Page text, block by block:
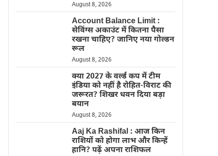
August 8, 2026
Account Balance Limit :
सेविंग्स अकाउंट में कितना पैसा
रखना चाहिए? जानिए नया गोल्डन
रूल
August 8, 2026
क्या 2027 के वर्ल्ड कप में टीम
इंडिया को नहीं है रोहित-विराट की
जरूरत? शिखर धवन दिया बड़ा
बयान
August 8, 2026
Aaj Ka Rashifal : आज किन
राशियों को होगा लाभ और किन्हें
हानि? पढ़ें अपना राशिफल